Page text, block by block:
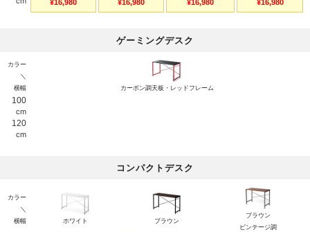
¥16,980 ¥16,980 ¥16,980 ¥16,980
ゲーミングデスク
カラー
＼
横幅
カーボン調天板・レッドフレーム
100
cm
120
cm
コンパクトデスク
カラー
＼
横幅
ホワイト ブラウン
ブラウン
ビンテージ調